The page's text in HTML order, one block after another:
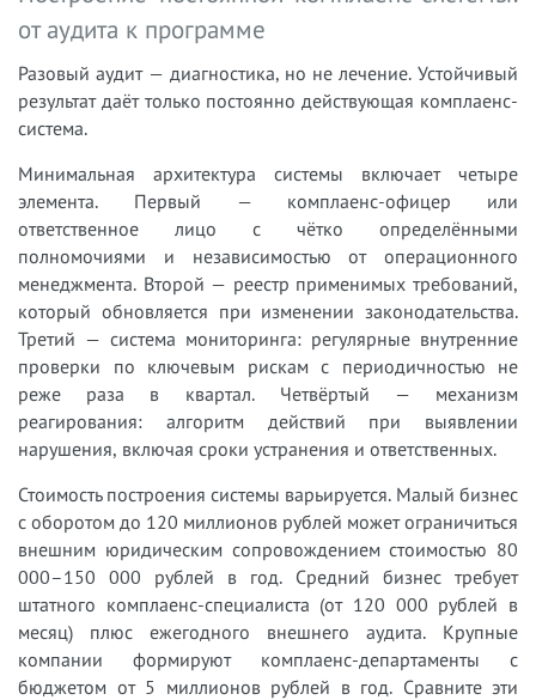
от аудита к программе
Разовый аудит — диагностика, но не лечение. Устойчивый
результат даёт только постоянно действующая комплаенс-
система.
Минимальная архитектура системы включает четыре
элемента. Первый — комплаенс-офицер или
ответственное лицо с чётко определёнными
полномочиями и независимостью от операционного
менеджмента. Второй — реестр применимых требований,
который обновляется при изменении законодательства.
Третий — система мониторинга: регулярные внутренние
проверки по ключевым рискам с периодичностью не
реже раза в квартал. Четвёртый — механизм
реагирования: алгоритм действий при выявлении
нарушения, включая сроки устранения и ответственных.
Стоимость построения системы варьируется. Малый бизнес
с оборотом до 120 миллионов рублей может ограничиться
внешним юридическим сопровождением стоимостью 80
000–150 000 рублей в год. Средний бизнес требует
штатного комплаенс-специалиста (от 120 000 рублей в
месяц) плюс ежегодного внешнего аудита. Крупные
компании формируют комплаенс-департаменты с
бюджетом от 5 миллионов рублей в год. Сравните эти